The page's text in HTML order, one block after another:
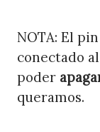
NOTA: El
conectado
poder
queramos.